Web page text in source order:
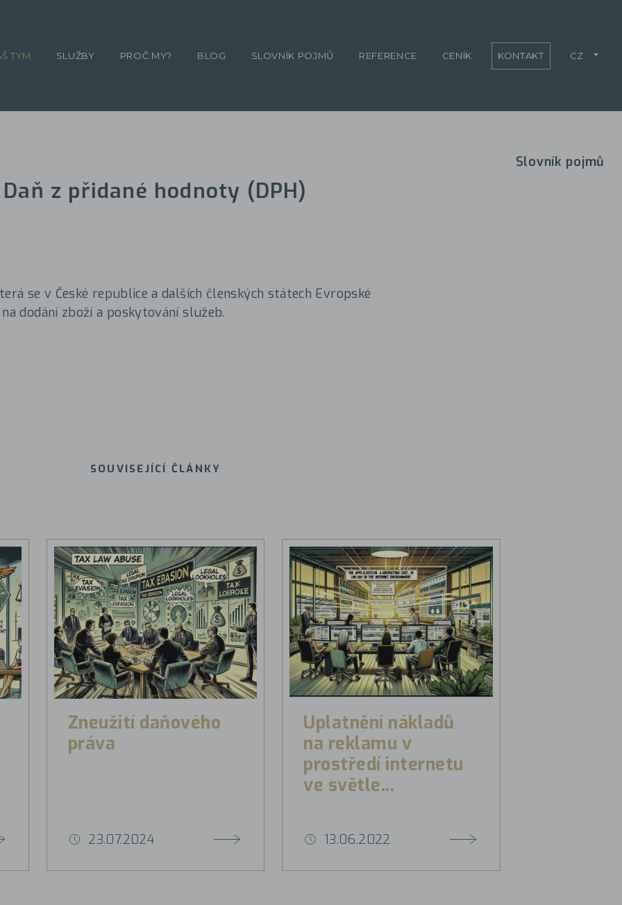
Slovník pojmů
Daň z přidané hodnoty (DPH)
se v České republice a dalších členských státech Evropské
dodání zboží a poskytování služeb.
SOUVISEJÍCÍ ČLÁNKY
Zneužití daňového
práva
23.07.2024
Uplatnění nákladů
na reklamu v
prostředí internetu
ve světle...
13.06.2022
TÝM SLUŽBY PROČ MY? BLOG SLOVNÍK POJMŮ REFERENCE CENÍK KONTAKT CZ